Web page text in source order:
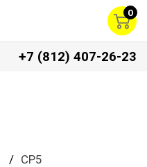
0
+7 (812) 407-26-23
CP5